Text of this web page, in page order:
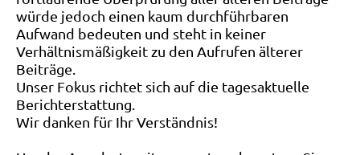
würde jedoch einen kaum durchführbaren
Aufwand bedeuten und steht in keiner
Verhältnismäßigkeit zu den Aufrufen älterer
Beiträge.
Unser Fokus richtet sich auf die tagesaktuelle
Berichterstattung.
Wir danken für Ihr Verständnis!